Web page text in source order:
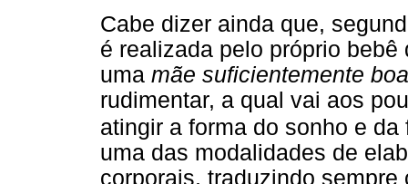
Cabe dizer ainda que,
é realizada pelo próprio
uma mãe suficientemente
rudimentar, a qual vai aos
atingir a forma do sonho e da
uma das modalidades de
corporais, traduzindo